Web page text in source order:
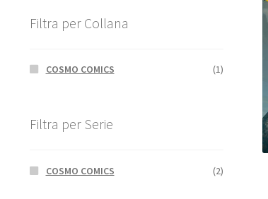
Filtra per Collana
COSMO COMICS (1)
Filtra per Serie
COSMO COMICS (2)